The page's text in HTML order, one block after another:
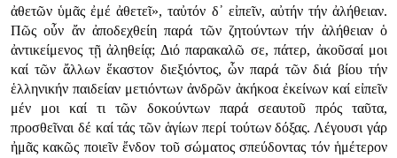
ἀθετῶν ὑμᾶς ἐμέ ἀθετεῖ», ταὐτόν δ᾿ εἰπεῖν, αὐτήν τήν ἀλήθειαν.
Πῶς οὖν ἄν ἀποδεχθείη παρά τῶν ζητούντων τήν ἀλήθειαν ὁ
ἀντικείμενος τῇ ἀληθείᾳ; Διό παρακαλῶ σε, πάτερ, ἀκοῦσαί μοι
καί τῶν ἄλλων ἕκαστον διεξιόντος, ὧν παρά τῶν διά βίου τήν
ἑλληνικήν παιδείαν μετιόντων ἀνδρῶν ἀκήκοα ἐκείνων καί εἰπεῖν
μέν μοι καί τι τῶν δοκούντων παρά σεαυτοῦ πρός ταῦτα,
προσθεῖναι δέ καί τάς τῶν ἁγίων περί τούτων δόξας. Λέγουσι γάρ
ἠμᾶς κακῶς ποιεῖν ἔνδον τοῦ σώματος σπεύδοντας τόν ἡμέτερον